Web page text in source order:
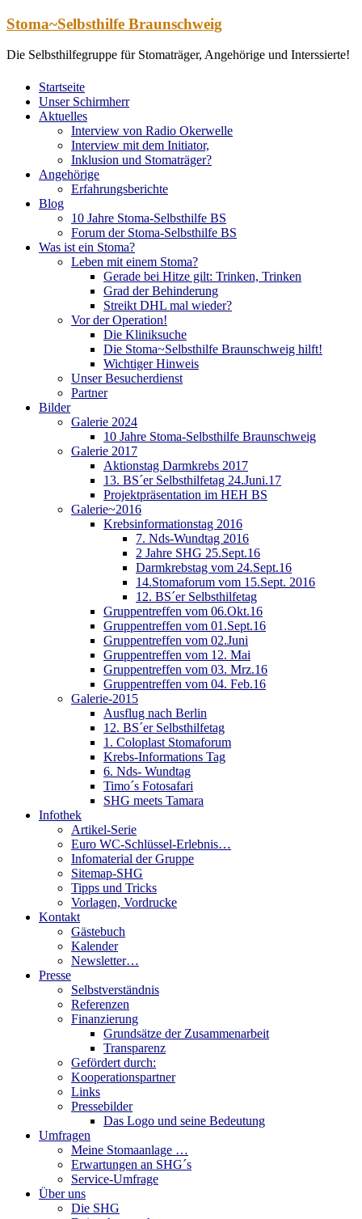
Zum
springen
Stoma~Selbsthilfe Braunschweig
Die Selbsthilfegruppe für Stomaträger, Angehörige und Interssierte!
Startseite
Unser Schirmherr
Aktuelles
Interview von Radio Okerwelle
Interview mit dem Initiator,
Inklusion und Stomaträger?
Angehörige
Erfahrungsberichte
Blog
10 Jahre Stoma-Selbsthilfe BS
Forum der Stoma-Selbsthilfe BS
Was ist ein Stoma?
Leben mit einem Stoma?
Gerade bei Hitze gilt: Trinken, Trinken
Grad der Behinderung
Streikt DHL mal wieder?
Vor der Operation!
Die Kliniksuche
Die Stoma~Selbsthilfe Braunschweig hilft!
Wichtiger Hinweis
Unser Besucherdienst
Partner
Bilder
Galerie 2024
10 Jahre Stoma-Selbsthilfe Braunschweig
Galerie 2017
Aktionstag Darmkrebs 2017
13. BS´er Selbsthilfetag 24.Juni.17
Projektpräsentation im HEH BS
Galerie~2016
Krebsinformationstag 2016
7. Nds-Wundtag 2016
2 Jahre SHG 25.Sept.16
Darmkrebstag vom 24.Sept.16
14.Stomaforum vom 15.Sept. 2016
12. BS´er Selbsthilfetag
Gruppentreffen vom 06.Okt.16
Gruppentreffen vom 01.Sept.16
Gruppentreffen vom 02.Juni
Gruppentreffen vom 12. Mai
Gruppentreffen vom 03. Mrz.16
Gruppentreffen vom 04. Feb.16
Galerie-2015
Ausflug nach Berlin
12. BS´er Selbsthilfetag
1. Coloplast Stomaforum
Krebs-Informations Tag
6. Nds- Wundtag
Timo´s Fotosafari
SHG meets Tamara
Infothek
Artikel-Serie
Euro WC-Schlüssel-Erlebnis…
Infomaterial der Gruppe
Sitemap-SHG
Tipps und Tricks
Vorlagen, Vordrucke
Kontakt
Gästebuch
Kalender
Newsletter…
Presse
Selbstverständnis
Referenzen
Finanzierung
Grundsätze der Zusammenarbeit
Transparenz
Gefördert durch:
Kooperationspartner
Links
Pressebilder
Das Logo und seine Bedeutung
Umfragen
Meine Stomaanlage …
Erwartungen an SHG´s
Service-Umfrage
Über uns
Die SHG